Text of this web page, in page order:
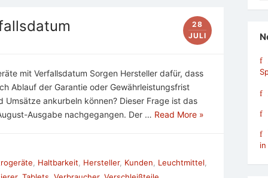
28
JULI
mit Verfallsdatum Sorgen Hersteller dafür, dass
Ablauf der Garantie oder Gewährleistungsfrist
ankurbeln können? Dieser Frage ist das
Ausgabe nachgegangen. Der … Read More »
, Haltbarkeit, Hersteller, Kunden, Leuchtmittel,